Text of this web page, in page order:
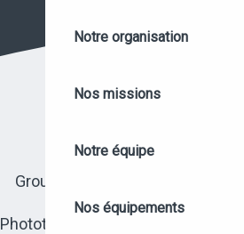
Notre organisation
Nos missions
Notre équipe
Nos équipements
Groupes
Photothèque